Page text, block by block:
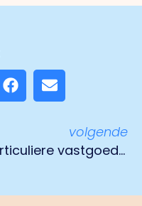
volgende
Particuliere vastgoedbelegger: verkoop uw stenen niet!